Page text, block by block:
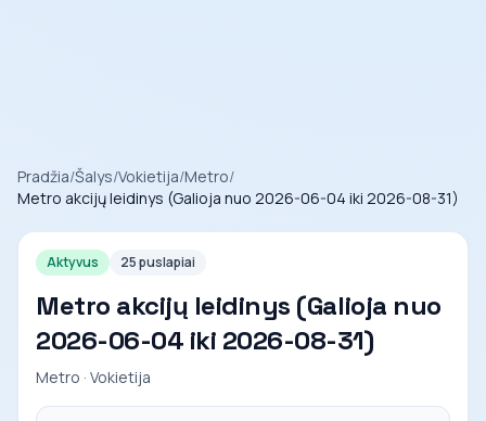
Pradžia/Šalys/Vokietija/Metro/
Metro akcijų leidinys (Galioja nuo 2026-06-04 iki 2026-08-31)
Aktyvus 25 puslapiai
Metro akcijų leidinys (Galioja nuo
2026-06-04 iki 2026-08-31)
Metro · Vokietija